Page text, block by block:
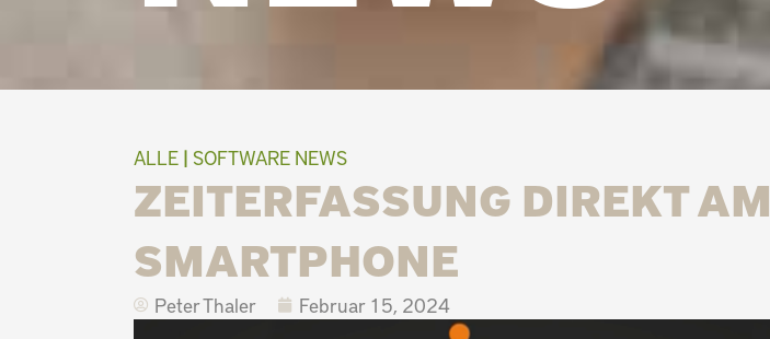
ALLE | SOFTWARE NEWS
ZEITERFASSUNG DIREKT AM
SMARTPHONE
Peter Thaler Februar 15, 2024